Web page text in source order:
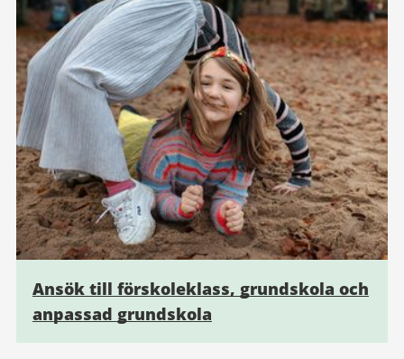
Ansök till förskoleklass, grundskola och
anpassad grundskola